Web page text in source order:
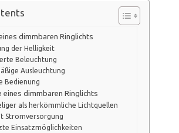
dimmbaren Ringlichts
der Helligkeit
Beleuchtung
Ausleuchtung
Bedienung
eines dimmbaren Ringlichts
als herkömmliche Lichtquellen
Stromversorgung
Einsatzmöglichkeiten